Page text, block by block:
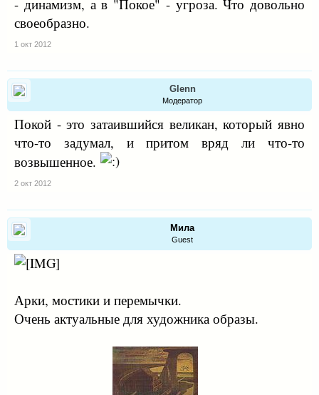
- динамизм, а в "Покое" - угроза. Что довольно
своеобразно.
1 окт 2012
Glenn
Модератор
Покой - это затаившийся великан, который явно
что-то задумал, и притом вряд ли что-то
возвышенное.
2 окт 2012
Мила
Guest
Арки, мостики и перемычки.
Очень актуальные для художника образы.